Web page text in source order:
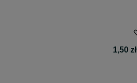
1,50 zł